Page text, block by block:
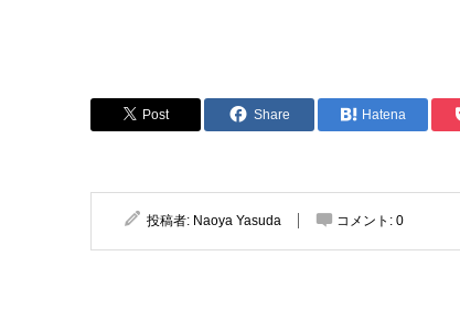
Post Share Hatena
投稿者: Naoya Yasuda コメント: 0